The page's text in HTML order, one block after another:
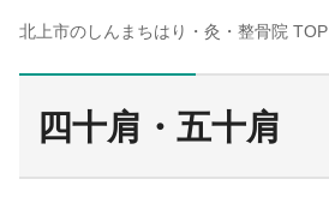
北上市のしんまちはり・灸・整骨院 TOP
四十肩・五十肩